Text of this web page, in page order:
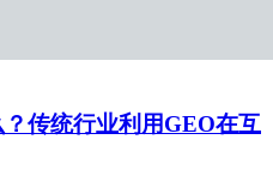
传统行业利用GEO在互